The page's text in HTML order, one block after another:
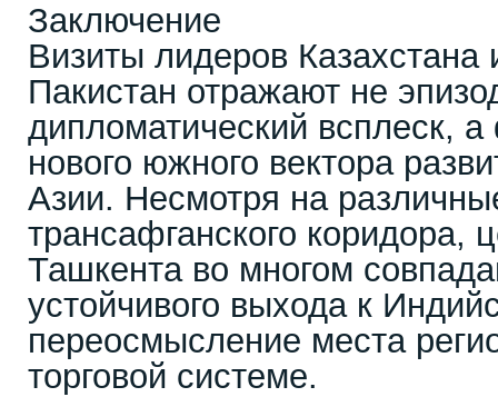
Заключение
Визиты лидеров Казахстана
Пакистан отражают не
дипломатический всплеск,
нового южного вектора
Азии. Несмотря на
трансафганского коридора,
Ташкента во многом
устойчивого выхода к
переосмысление места
торговой системе.